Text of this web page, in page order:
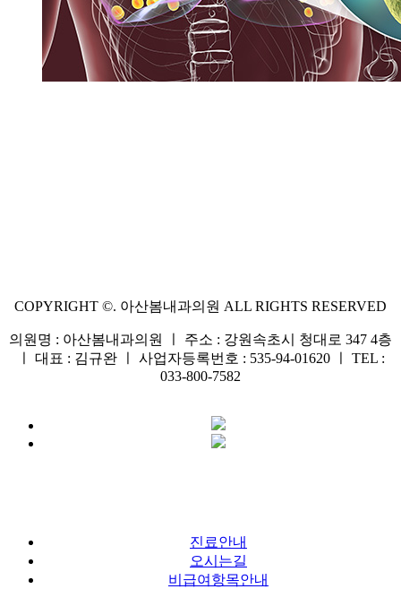
COPYRIGHT ©. 아산봄내과의원 ALL RIGHTS RESERVED
의원명 : 아산봄내과의원 ㅣ 주소 : 강원속초시 청대로 347 4층
ㅣ 대표 : 김규완 ㅣ 사업자등록번호 : 535-94-01620 ㅣ TEL :
033-800-7582
진료안내
오시는길
비급여항목안내